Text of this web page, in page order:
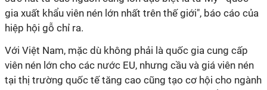
gia xuất khẩu viên nén lớn nhất trên thế giới", báo cáo của
hiệp hội gỗ chỉ ra.
Với Việt Nam, mặc dù không phải là quốc gia cung cấp
viên nén lớn cho các nước EU, nhưng cầu và giá viên nén
tại thị trường quốc tế tăng cao cũng tạo cơ hội cho ngành